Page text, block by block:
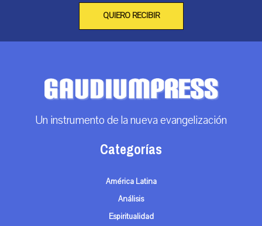
QUIERO RECIBIR
Un instrumento de la nueva evangelización
Categorías
América Latina
Análisis
Espiritualidad